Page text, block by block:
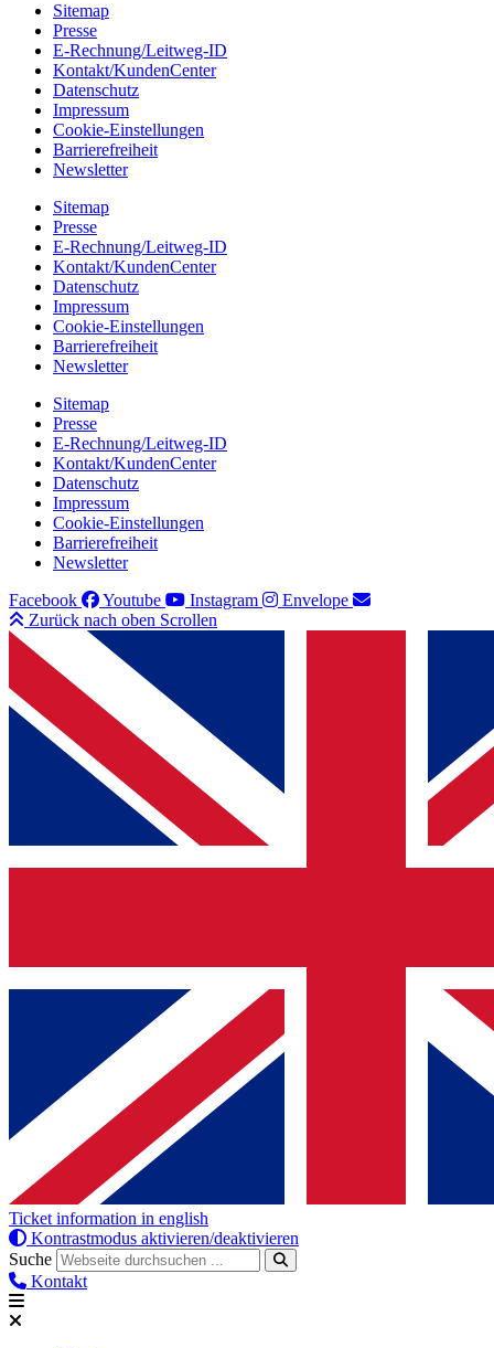
Sitemap
Presse
E-Rechnung/Leitweg-ID
Kontakt/KundenCenter
Datenschutz
Impressum
Cookie-Einstellungen
Barrierefreiheit
Newsletter
Sitemap
Presse
E-Rechnung/Leitweg-ID
Kontakt/KundenCenter
Datenschutz
Impressum
Cookie-Einstellungen
Barrierefreiheit
Newsletter
Sitemap
Presse
E-Rechnung/Leitweg-ID
Kontakt/KundenCenter
Datenschutz
Impressum
Cookie-Einstellungen
Barrierefreiheit
Newsletter
Facebook
Youtube Instagram
Envelope
Zurück nach oben Scrollen
Ticket information in english
Kontrastmodus aktivieren/deaktivieren
Suche
Kontakt